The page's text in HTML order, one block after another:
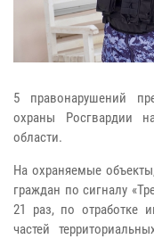
5 правонарушений
охраны Росгвардии
области.
На охраняемые
граждан по сигналу
21 раз, по отработке
частей